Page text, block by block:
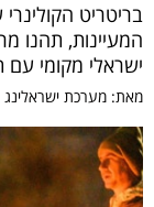
בריטריט
המעיינות, תהנו
ישראלי מקומי עם
מאת: מערכת ישראלינג